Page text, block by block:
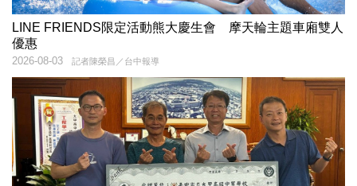
LINE FRIENDS限定活動熊大慶生會 摩天輪主題車廂雙人
優惠
記者陳榮昌／台中報導
2026-08-03